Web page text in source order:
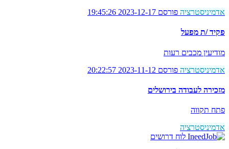
אדמיניסטרציה פורסם 2023-12-17 19:45:26
פקיד /ת מפעל
מודיעין מכבים רעות
אדמיניסטרציה פורסם 2023-11-12 20:22:57
מזכירה לעבודה בירושלים
פתח תקווה
אדמיניסטרציה
לוח דרושים